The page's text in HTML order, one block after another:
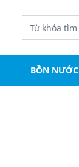
BỒN NƯỚC